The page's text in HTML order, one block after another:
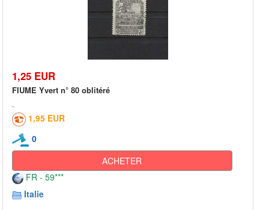
1,25 EUR
FIUME Yvert n° 80 oblitéré
1,95 EUR
0
ACHETER
FR - 59***
Italie